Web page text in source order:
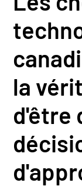
la
d'être